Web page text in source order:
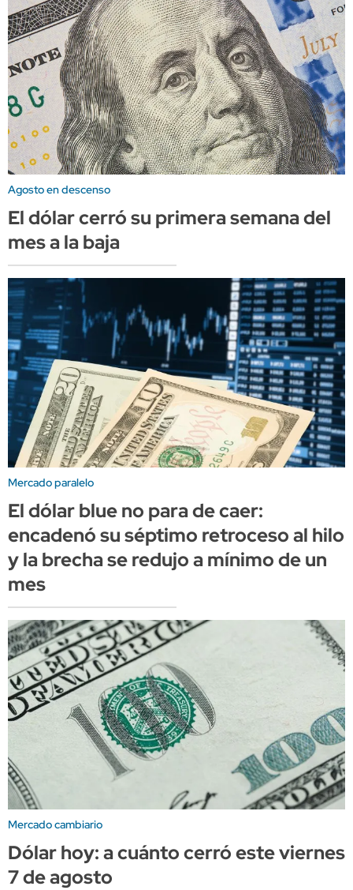
Agosto en descenso
El dólar cerró su primera semana del
mes a la baja
Mercado paralelo
El dólar blue no para de caer:
encadenó su séptimo retroceso al hilo
y la brecha se redujo a mínimo de un
mes
Mercado cambiario
Dólar hoy: a cuánto cerró este viernes
7 de agosto